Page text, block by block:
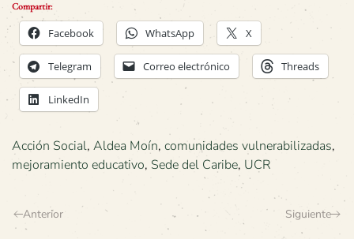
Compartir:
Facebook WhatsApp X
Telegram Correo electrónico Threads
LinkedIn
Acción Social, Aldea Moín, comunidades vulnerabilizadas,
mejoramiento educativo, Sede del Caribe, UCR
Anterior Siguiente